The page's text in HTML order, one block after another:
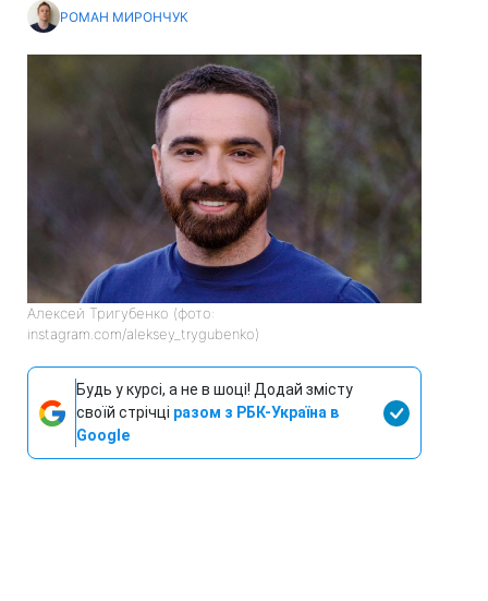
РОМАН МИРОНЧУК
Алексей Тригубенко (фото:
instagram.com/aleksey_trygubenko)
Будь у курсі, а не в шоці! Додай змісту
своїй стрічці разом з РБК-Україна в
Google